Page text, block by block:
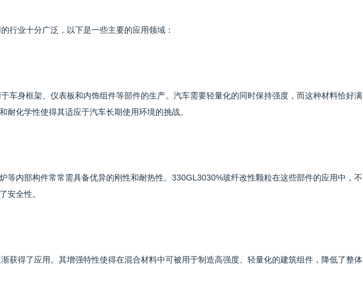
行业十分广泛，以下是一些主要的应用领域：
车身框架、仪表板和内饰组件等部件的生产。汽车需要轻量化的同时保持强度，而这种材料恰好满
耐化学性使得其适应于汽车长期使用环境的挑战。
等内部构件常常需具备优异的刚性和耐热性。330GL3030%玻纤改性颗粒在这些部件的应用中，不
安全性。
获得了应用。其增强特性使得在混合材料中可被用于制造高强度、轻量化的建筑组件，降低了整体